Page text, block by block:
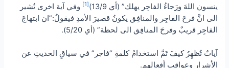
ينسون اللهَ ورَجاءُ الفاجِر يهلك” (أي 13/9)
[1]
وفي آية اخرى تُشير
الى انَّ فرحَ الفاجِر والمنافِق يكونُ قصيرَ الأمدِ فيقولُ:”ان ابتهاجَ
الفاجِر قريبٌ وفرحَ المنافِق الى لحظة” (أي 5/20).
آياتٌ تُظهِرُ كيفَ تَمَّ استخدامُ كلمةِ “فاجر” في سياقِ الحديثِ عن
الأشرارِ وعواقبِ أفعالِهم.